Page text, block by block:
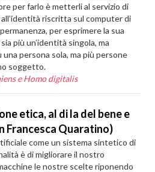
per farlo è metterli al servizio di
riscritta sul computer di
per esprimere la sua
più un’identità singola, ma
persona sola, ma più persone
soggetto.
e Homo digitalis
etica, al di la del bene e
Francesca Quaratino)
come un sistema sintetico di
è di migliorare il nostro
le nostre scelte riponendo